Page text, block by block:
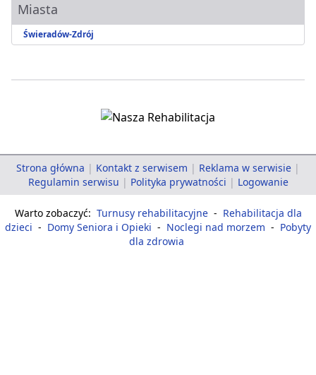
Miasta
Świeradów-Zdrój
Strona główna | Kontakt z serwisem | Reklama w serwisie |
Regulamin serwisu | Polityka prywatności | Logowanie
Warto zobaczyć: Turnusy rehabilitacyjne - Rehabilitacja dla
dzieci - Domy Seniora i Opieki - Noclegi nad morzem - Pobyty
dla zdrowia